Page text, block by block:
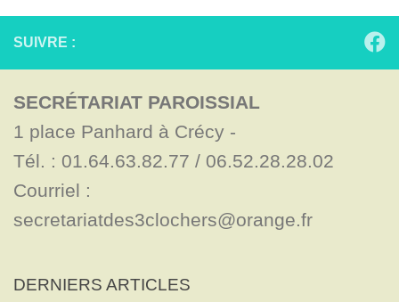
SUIVRE :
SECRÉTARIAT PAROISSIAL
1 place Panhard à Crécy -
Tél. : 01.64.63.82.77 / 06.52.28.28.02
Courriel :
secretariatdes3clochers@orange.fr
DERNIERS ARTICLES